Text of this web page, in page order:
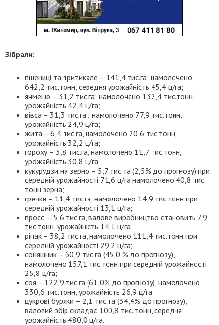
Зібрали:
пшениці та тритикале – 141,4 тис.га; намолочено
642,2 тис.тонн, середня урожайність 45,4 ц/га;
ячменю – 31,2 тис.га; намолочено 132,4 тис.тонн,
урожайність 42,4 ц/га;
вівса – 31,3 тис.га ; намолочено 77,9 тис.тонн,
урожайність 24,9 ц/га;
жита – 6,4 тис.га, намолочено 20,6 тис.тонн,
урожайність 32,2 ц/га;
гороху – 3,8 тис.га, намолочено 11,7 тис.тонн,
урожайність 30,8 ц/га.
кукурудзи на зерно – 5,7 тис. га (2,5% до прогнозу) при
середній урожайності 71,6 ц/га намолочено 40,8 тис.
тонн зерна;
гречки – 11,4 тис.га, намолочено 14,9 тис.тонн при
середній урожайності 13,1 ц/га;
просо – 5,6 тис.га, валове виробництво становить 7,9
тис.тонн, урожайність 14,1 ц/га.
ріпак – 38,2 тис.га, намолочено 111,4 тис.тонн при
середній урожайності 29,2 ц/га;
соняшник – 60,9 тис.га (45,0 % до прогнозу),
намолочено 157,1 тис.тонн при середній урожайності
25,8 ц/га;
соя – 122,9 тис.га (61,0% до прогнозу), намолочено
330,6 тис.тонн, урожайність 26,9 ц/га;
цукрові буряки – 2,1 тис. га (34,4% до прогнозу),
валовий збір складає 100,8 тис. тонн, середня
урожайність 480,0 ц/га.